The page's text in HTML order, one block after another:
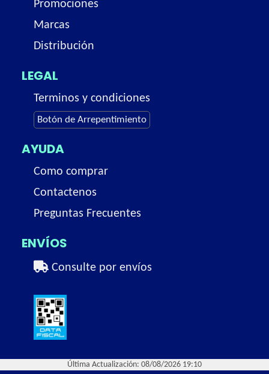
Promociones
Marcas
Distribución
LEGAL
Terminos y condiciones
Botón de Arrepentimiento
AYUDA
Como comprar
Contactenos
Preguntas Frecuentes
ENVÍOS
Consulte por envíos
Última Actualización: 08/08/2026 19:10